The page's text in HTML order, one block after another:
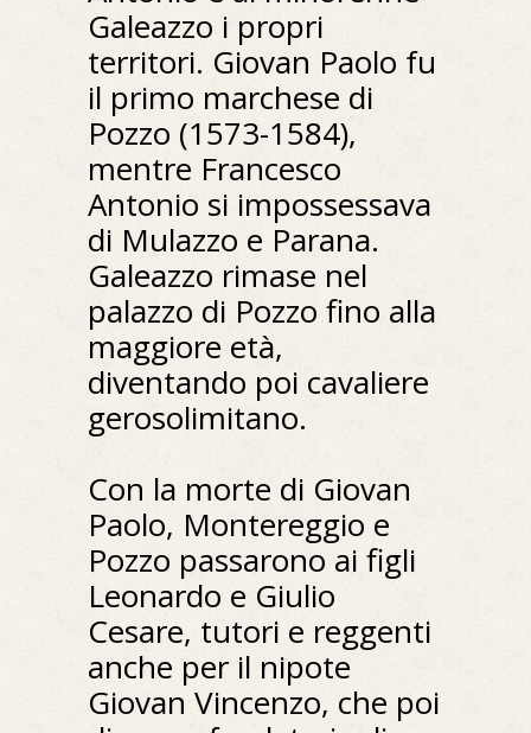
Galeazzo i propri
territori. Giovan Paolo fu
il primo marchese di
Pozzo (1573-1584),
mentre Francesco
Antonio si impossessava
di Mulazzo e Parana.
Galeazzo rimase nel
palazzo di Pozzo fino alla
maggiore età,
diventando poi cavaliere
gerosolimitano.
Con la morte di Giovan
Paolo, Montereggio e
Pozzo passarono ai figli
Leonardo e Giulio
Cesare, tutori e reggenti
anche per il nipote
Giovan Vincenzo, che poi